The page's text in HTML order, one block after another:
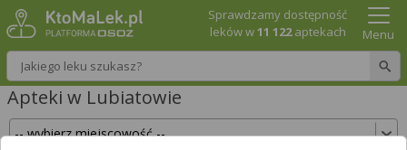
Wpisz nazwę leku
Sprawdzamy dostępność
leków w11 122aptekach Menu
Apteki w Lubiatowie